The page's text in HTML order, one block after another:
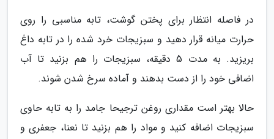
در فاصله انتظار برای پختن گوشت، تابه مناسبی را روی
حرارت میانه قرار دهید و سبزیجات خرد شده را در تابه داغ
بریزید. به مدت 5 دقیقه، سبزیجات را هم بزنید تا آب
اضافی خود را از دست بدهند و آماده سرخ شدن شوند.
حالا بهتر است مقداری روغن ترجیحا جامد را به تابه حاوی
سبزیجات اضافه کنید و مواد را هم بزنید تا نعنا، جعفری و